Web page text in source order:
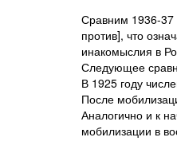
Сравним 1936-37
против], что
инакомыслия в
Следующее
В 1925 году
После
Аналогично и к
мобилизации в